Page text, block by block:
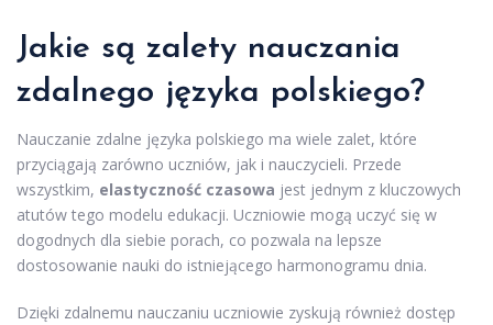
Jakie są zalety nauczania
zdalnego języka polskiego?
Nauczanie zdalne języka polskiego ma wiele zalet, które
przyciągają zarówno uczniów, jak i nauczycieli. Przede
wszystkim, elastyczność czasowa jest jednym z kluczowych
atutów tego modelu edukacji. Uczniowie mogą uczyć się w
dogodnych dla siebie porach, co pozwala na lepsze
dostosowanie nauki do istniejącego harmonogramu dnia.
Dzięki zdalnemu nauczaniu uczniowie zyskują również dostęp